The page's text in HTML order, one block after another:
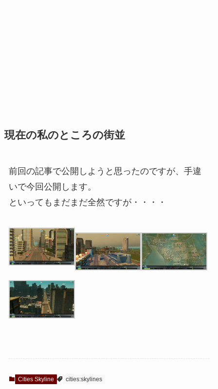
現在の私のところの街並
前回の記事で公開しようと思ったのですが、手違
いで今回公開します。
といってもまだまだ全然ですが・・・・
Cities Skyline cities:skylines